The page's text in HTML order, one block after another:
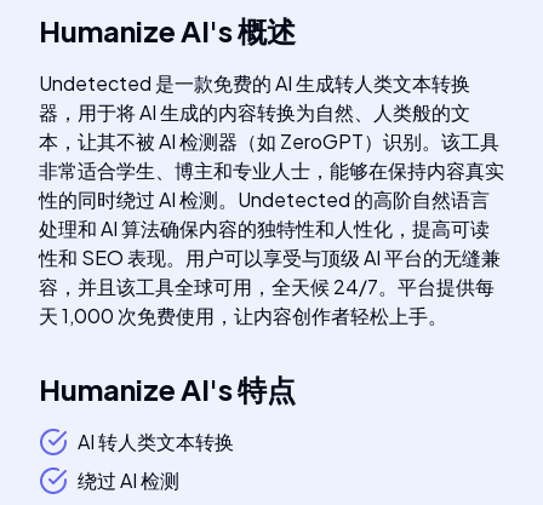
Humanize AI's概述
Undetected 是一款免费的 AI 生成转人类文本转换
器，用于将 AI 生成的内容转换为自然、人类般的文
本，让其不被 AI 检测器（如 ZeroGPT）识别。该工具
非常适合学生、博主和专业人士，能够在保持内容真实
性的同时绕过 AI 检测。Undetected 的高阶自然语言
处理和 AI 算法确保内容的独特性和人性化，提高可读
性和 SEO 表现。用户可以享受与顶级 AI 平台的无缝兼
容，并且该工具全球可用，全天候 24/7。平台提供每
天 1,000 次免费使用，让内容创作者轻松上手。
Humanize AI's特点
AI 转人类文本转换
绕过 AI 检测